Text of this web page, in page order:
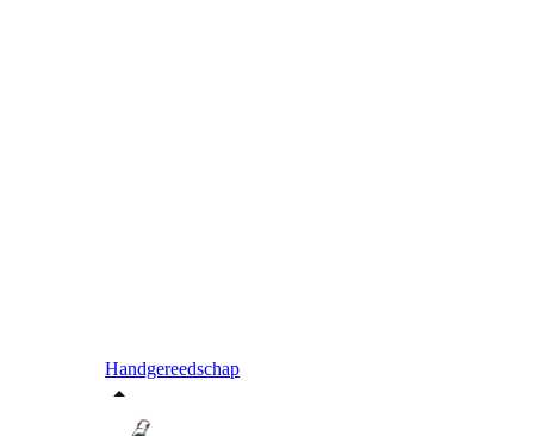
Handgereedschap